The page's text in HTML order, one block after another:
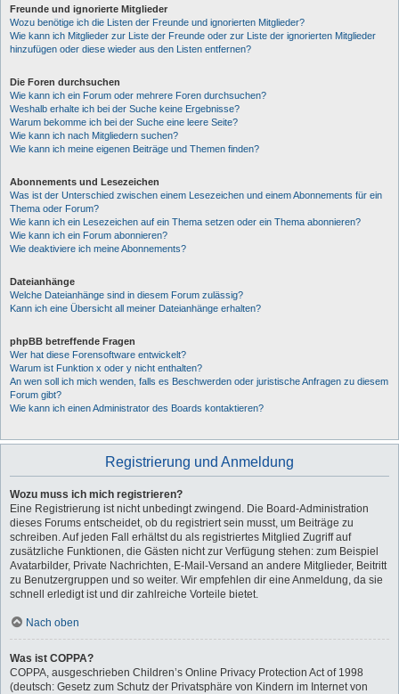
Freunde und ignorierte Mitglieder
Wozu benötige ich die Listen der Freunde und ignorierten Mitglieder?
Wie kann ich Mitglieder zur Liste der Freunde oder zur Liste der ignorierten Mitglieder
hinzufügen oder diese wieder aus den Listen entfernen?
Die Foren durchsuchen
Wie kann ich ein Forum oder mehrere Foren durchsuchen?
Weshalb erhalte ich bei der Suche keine Ergebnisse?
Warum bekomme ich bei der Suche eine leere Seite?
Wie kann ich nach Mitgliedern suchen?
Wie kann ich meine eigenen Beiträge und Themen finden?
Abonnements und Lesezeichen
Was ist der Unterschied zwischen einem Lesezeichen und einem Abonnements für ein
Thema oder Forum?
Wie kann ich ein Lesezeichen auf ein Thema setzen oder ein Thema abonnieren?
Wie kann ich ein Forum abonnieren?
Wie deaktiviere ich meine Abonnements?
Dateianhänge
Welche Dateianhänge sind in diesem Forum zulässig?
Kann ich eine Übersicht all meiner Dateianhänge erhalten?
phpBB betreffende Fragen
Wer hat diese Forensoftware entwickelt?
Warum ist Funktion x oder y nicht enthalten?
An wen soll ich mich wenden, falls es Beschwerden oder juristische Anfragen zu diesem
Forum gibt?
Wie kann ich einen Administrator des Boards kontaktieren?
Registrierung und Anmeldung
Wozu muss ich mich registrieren?
Eine Registrierung ist nicht unbedingt zwingend. Die Board-Administration
dieses Forums entscheidet, ob du registriert sein musst, um Beiträge zu
schreiben. Auf jeden Fall erhältst du als registriertes Mitglied Zugriff auf
zusätzliche Funktionen, die Gästen nicht zur Verfügung stehen: zum Beispiel
Avatarbilder, Private Nachrichten, E-Mail-Versand an andere Mitglieder, Beitritt
zu Benutzergruppen und so weiter. Wir empfehlen dir eine Anmeldung, da sie
schnell erledigt ist und dir zahlreiche Vorteile bietet.
Nach oben
Was ist COPPA?
COPPA, ausgeschrieben Children’s Online Privacy Protection Act of 1998
(deutsch: Gesetz zum Schutz der Privatsphäre von Kindern im Internet von